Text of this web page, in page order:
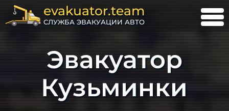
evakuator.team
СЛУЖБА ЭВАКУАЦИИ АВТО
Эвакуатор
Кузьминки